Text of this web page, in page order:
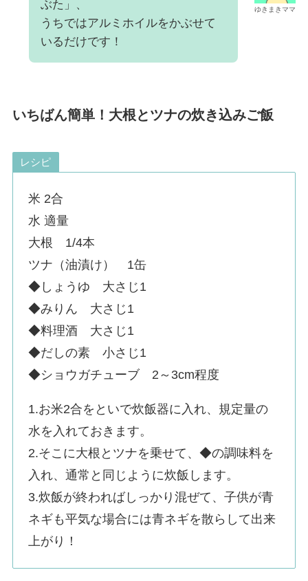
ゆきまきママ
ぶた」、
うちではアルミホイルをかぶせて
いるだけです！
いちばん簡単！大根とツナの炊き込みご飯
レシピ
米 2合
水 適量
大根 1/4本
ツナ（油漬け） 1缶
◆しょうゆ 大さじ1
◆みりん 大さじ1
◆料理酒 大さじ1
◆だしの素 小さじ1
◆ショウガチューブ 2～3cm程度
1.お米2合をといで炊飯器に入れ、規定量の
水を入れておきます。
2.そこに大根とツナを乗せて、◆の調味料を
入れ、通常と同じように炊飯します。
3.炊飯が終わればしっかり混ぜて、子供が青
ネギも平気な場合には青ネギを散らして出来
上がり！